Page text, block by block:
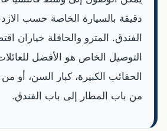
دقيقة بالسيارة الخاصة حسب
الفندق. المترو والحافلة خياران
التوصيل الخاص هو الأفضل
الحقائب الكبيرة، كبار السن، أو من
من باب المطار إلى باب الفندق.